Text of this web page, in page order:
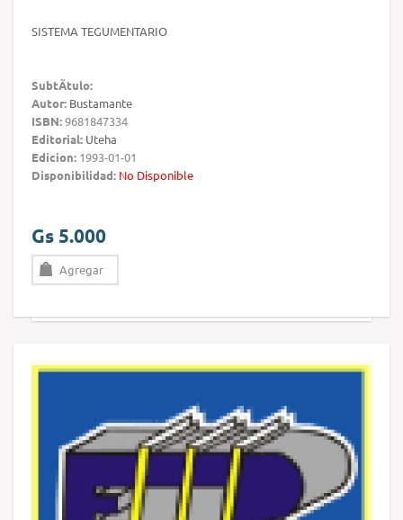
SISTEMA TEGUMENTARIO
SubtÃ­tulo:
Autor: Bustamante
ISBN:9681847334
Editorial: Uteha
Edicion: 1993-01-01
Disponibilidad: No Disponible
Gs 5.000
Agregar